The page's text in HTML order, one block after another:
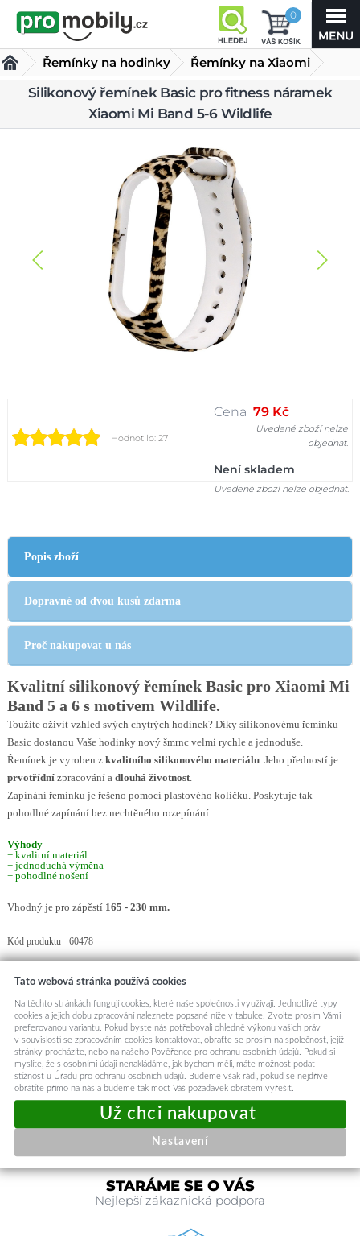
0
Řemínky na hodinky Řemínky na Xiaomi
Silikonový řemínek Basic pro fitness náramek Xiaomi Mi
Band 5-6 Wildlife
Silikonový řemínek Basic pro fitness náramek
Xiaomi Mi Band 5-6 Wildlife
Hodnotilo: 27
Cena 79 Kč
Uvedené zboží nelze
objednat.
Není skladem
Uvedené zboží nelze objednat.
Popis zboží
Dopravné od dvou kusů zdarma
Proč nakupovat u nás
Kvalitní silikonový řemínek Basic pro Xiaomi Mi
Band 5 a 6 s motivem Wildlife.
Toužíte oživit vzhled svých chytrých hodinek? Díky silikonovému řemínku
Basic dostanou Vaše hodinky nový šmrnc velmi rychle a jednoduše.
Řemínek je vyroben z kvalitního silikonového materiálu. Jeho předností je
prvotřídní zpracování a dlouhá životnost.
Zapínání řemínku je řešeno pomocí plastového kolíčku. Poskytuje tak
pohodlné zapínání bez nechtěného rozepínání.
Výhody
+ kvalitní materiál
+ jednoduchá výměna
+ pohodlné nošení
Vhodný je pro zápěstí 165 - 230 mm.
Kód produktu 60478
DOPRAVA ZDARMA
Od dvou kusů v objednávce
STARÁME SE O VÁS
Nejlepší zákaznická podpora
Tato webová stránka používá cookies
Na těchto stránkách fungují cookies, které naše společnosti využívají. Jednotlivé typy
cookies a jejich dobu zpracování naleznete popsané níže v tabulce. Zvolte prosím Vámi
preferovanou variantu. Pokud byste nás potřebovali ohledně výkonu vašich práv
v souvislosti se zpracováním cookies kontaktovat, obraťte se prosím na společnost, jejíž
stránky procházíte, nebo na našeho Pověřence pro ochranu osobních údajů. Pokud si
myslíte, že s osobními údaji nenakládáme, jak bychom měli, máte možnost podat
stížnost u Úřadu pro ochranu osobních údajů. Budeme však rádi, pokud se nejdříve
obrátíte přímo na nás a budeme tak moct Váš požadavek obratem vyřešit.
Nastavení